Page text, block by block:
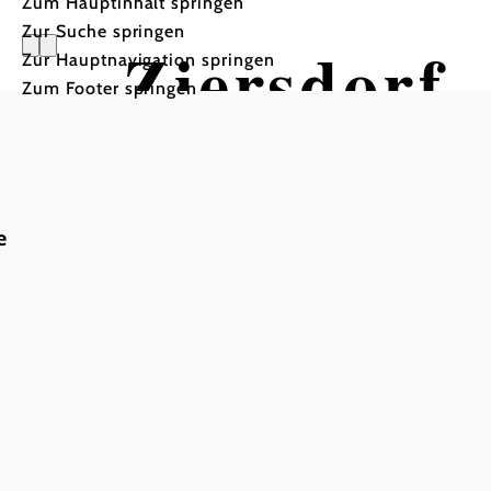
Zur Suche springen
Zur Hauptnavigation springen
Zum Footer springenZiersdorf